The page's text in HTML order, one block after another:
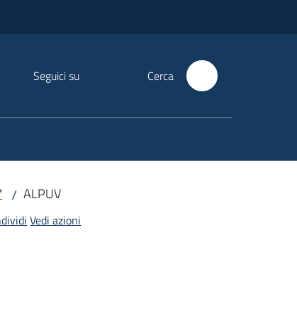
Seguici su Cerca
/ ALPUV
Vedi azioni